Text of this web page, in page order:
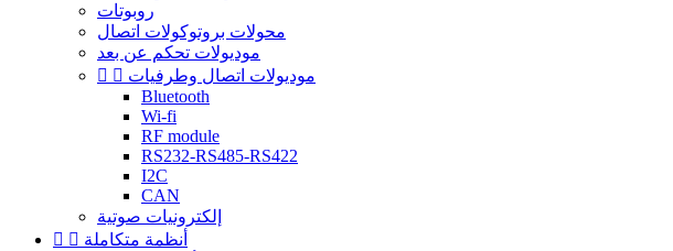
روبوتات
محولات بروتوكولات اتصال
موديولات تحكم عن بعد
  موديولات اتصال وطرفيات
Bluetooth
Wi-fi
RF module
RS232-RS485-RS422
I2C
CAN
إلكترونيات صوتية
  أنظمة متكاملة